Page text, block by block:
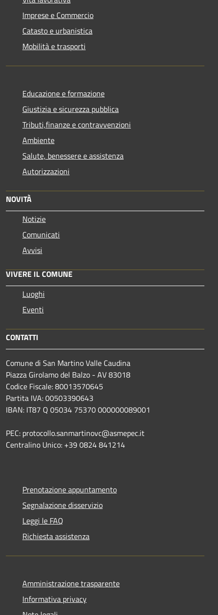
Imprese e Commercio
Catasto e urbanistica
Mobilità e trasporti
Educazione e formazione
Giustizia e sicurezza pubblica
Tributi,finanze e contravvenzioni
Ambiente
Salute, benessere e assistenza
Autorizzazioni
NOVITÀ
Notizie
Comunicati
Avvisi
VIVERE IL COMUNE
Luoghi
Eventi
CONTATTI
Comune di San Martino Valle Caudina
Piazza Girolamo del Balzo - AV 83018
Codice Fiscale: 80013570645
Partita IVA: 00503390643
IBAN: IT87 Q 05034 75370 000000089001
PEC: protocollo.sanmartinovc@asmepec.it
Centralino Unico: +39 0824 841214
Prenotazione appuntamento
Segnalazione disservizio
Leggi le FAQ
Richiesta assistenza
Amministrazione trasparente
Informativa privacy